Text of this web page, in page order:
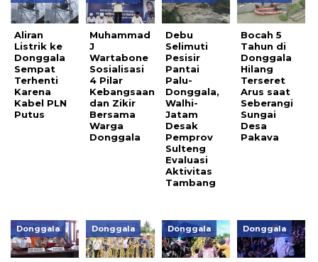
Aliran
Listrik ke
Donggala
Sempat
Terhenti
Karena
Kabel PLN
Putus
Muhammad
J
Wartabone
Sosialisasi
4 Pilar
Kebangsaan
dan Zikir
Bersama
Warga
Donggala
Debu
Selimuti
Pesisir
Pantai
Palu-
Donggala,
Walhi-
Jatam
Desak
Pemprov
Sulteng
Evaluasi
Aktivitas
Tambang
Bocah 5
Tahun di
Donggala
Hilang
Terseret
Arus saat
Seberangi
Sungai
Desa
Pakava
Donggala Donggala Donggala Donggala